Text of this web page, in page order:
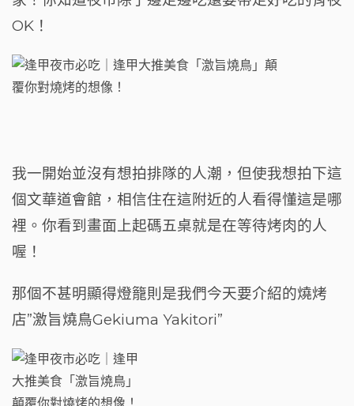
OK！
我一開始並沒有想拍排隊的人潮，但使我想拍下這
個文華道會館，相信住在這附近的人看得懂這是哪
裡。你看到畫面上起碼五桌就是在等待烤肉的人
喔！
那個不甚明顯得燈籠則是我們今天要介紹的燒烤
店”激旨燒鳥Gekiuma Yakitori”